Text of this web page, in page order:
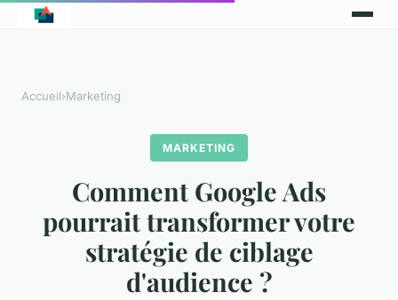
Accueil›Marketing
MARKETING
Comment Google Ads
pourrait transformer votre
stratégie de ciblage
d'audience ?